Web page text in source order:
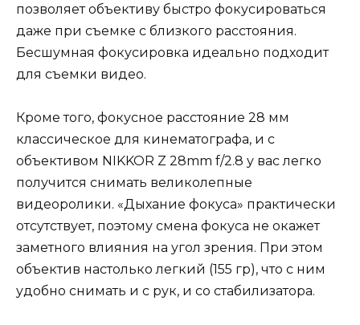
позволяет объективу быстро фокусироваться
даже при съемке с близкого расстояния.
Бесшумная фокусировка идеально подходит
для съемки видео.
Кроме того, фокусное расстояние 28 мм
классическое для кинематографа, и с
объективом NIKKOR Z 28mm f/2.8 у вас легко
получится снимать великолепные
видеоролики. «Дыхание фокуса» практически
отсутствует, поэтому смена фокуса не окажет
заметного влияния на угол зрения. При этом
объектив настолько легкий (155 гр), что с ним
удобно снимать и с рук, и со стабилизатора.